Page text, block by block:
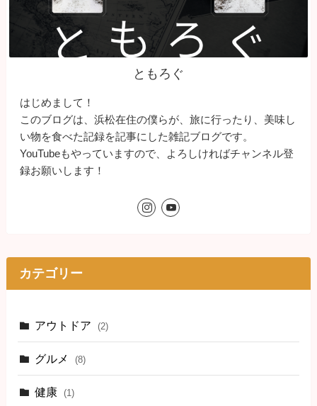
ともろぐ
はじめまして！
このブログは、浜松在住の僕らが、旅に行ったり、美味し
い物を食べた記録を記事にした雑記ブログです。
YouTubeもやっていますので、よろしければチャンネル登
録お願いします！
カテゴリー
アウトドア (2)
グルメ (8)
健康 (1)